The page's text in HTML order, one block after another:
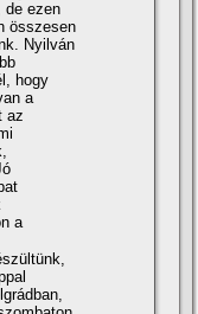
de ezen
összesen
Nyilván
hogy
a
az
a